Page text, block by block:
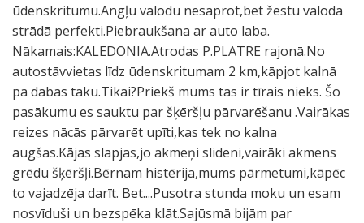
ūdenskritumu.Angļu valodu nesaprot,bet žestu valoda
strādā perfekti.Piebraukšana ar auto laba.
Nākamais:KALEDONIA.Atrodas P.PLATRE rajonā.No
autostāvvietas līdz ūdenskritumam 2 km,kāpjot kalnā
pa dabas taku.Tikai?Priekš mums tas ir tīrais nieks. Šo
pasākumu es sauktu par šķēršļu pārvarēšanu .Vairākas
reizes nācās pārvarēt upīti,kas tek no kalna
augšas.Kājas slapjas,jo akmeņi slideni,vairāki akmens
grēdu šķēršļi.Bērnam histērija,mums pārmetumi,kāpēc
to vajadzēja darīt. Bet....Pusotra stunda moku un esam
nosvīduši un bezspēka klāt.Sajūsmā bijām par